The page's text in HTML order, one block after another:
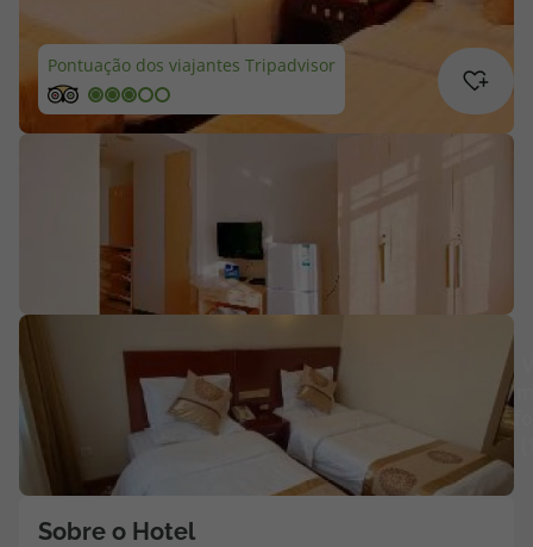
Rede de Lojas
Blog TopViagens
Agências
Contactos
Apoio ao cliente em Portugal
218 925 471
Pontuação dos viajantes Tripadvisor
Sobre o Hotel